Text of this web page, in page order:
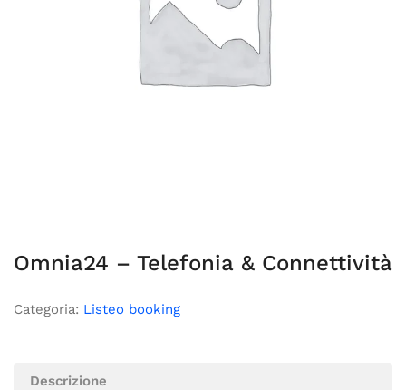
Omnia24 – Telefonia & Connettività
Categoria: Listeo booking
Descrizione